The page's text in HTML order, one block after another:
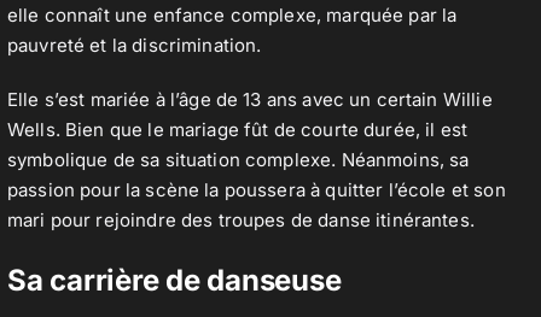
elle connaît une enfance complexe, marquée par la
pauvreté et la discrimination.
Elle s’est mariée à l’âge de 13 ans avec un certain Willie
Wells. Bien que le mariage fût de courte durée, il est
symbolique de sa situation complexe. Néanmoins, sa
passion pour la scène la poussera à quitter l’école et son
mari pour rejoindre des troupes de danse itinérantes.
Sa carrière de danseuse